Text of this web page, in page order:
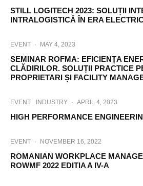
STILL LOGITECH 2023: SOLUȚII
INTRALOGISTICĂ ÎN ERA
EVENT · MAY 4, 2023
SEMINAR ROFMA: EFICIENȚA
CLĂDIRILOR. SOLUȚII PRACTICE
PROPRIETARI ȘI FACILITY
EVENT INDUSTRY · APRIL 4, 2023
HIGH PERFORMANCE
EVENT · NOVEMBER 16, 2022
ROMANIAN WORKPLACE
ROWMF 2022 EDITIA A IV-A